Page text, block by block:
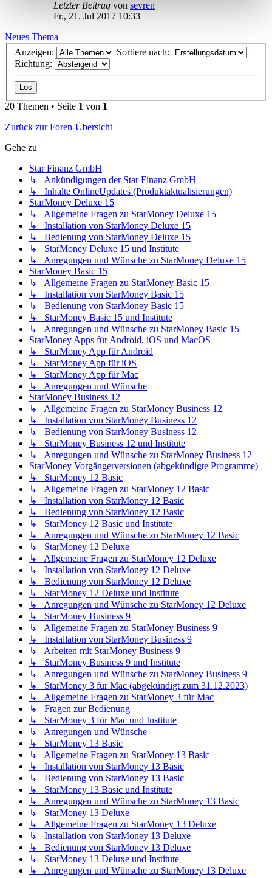
Letzter Beitrag von sevren
Fr., 21. Jul 2017 10:33
Neues Thema
Anzeigen:
Sortiere nach:
Richtung:
20 Themen • Seite 1 von 1
Zurück zur Foren-Übersicht
Gehe zu
Star Finanz GmbH
↳ Ankündigungen der Star Finanz GmbH
↳ Inhalte OnlineUpdates (Produktaktualisierungen)
StarMoney Deluxe 15
↳ Allgemeine Fragen zu StarMoney Deluxe 15
↳ Installation von StarMoney Deluxe 15
↳ Bedienung von StarMoney Deluxe 15
↳ StarMoney Deluxe 15 und Institute
↳ Anregungen und Wünsche zu StarMoney Deluxe 15
StarMoney Basic 15
↳ Allgemeine Fragen zu StarMoney Basic 15
↳ Installation von StarMoney Basic 15
↳ Bedienung von StarMoney Basic 15
↳ StarMoney Basic 15 und Institute
↳ Anregungen und Wünsche zu StarMoney Basic 15
StarMoney Apps für Android, iOS und MacOS
↳ StarMoney App für Android
↳ StarMoney App für iOS
↳ StarMoney App für Mac
↳ Anregungen und Wünsche
StarMoney Business 12
↳ Allgemeine Fragen zu StarMoney Business 12
↳ Installation von StarMoney Business 12
↳ Bedienung von StarMoney Business 12
↳ StarMoney Business 12 und Institute
↳ Anregungen und Wünsche zu StarMoney Business 12
StarMoney Vorgängerversionen (abgekündigte Programme)
↳ StarMoney 12 Basic
↳ Allgemeine Fragen zu StarMoney 12 Basic
↳ Installation von StarMoney 12 Basic
↳ Bedienung von StarMoney 12 Basic
↳ StarMoney 12 Basic und Institute
↳ Anregungen und Wünsche zu StarMoney 12 Basic
↳ StarMoney 12 Deluxe
↳ Allgemeine Fragen zu StarMoney 12 Deluxe
↳ Installation von StarMoney 12 Deluxe
↳ Bedienung von StarMoney 12 Deluxe
↳ StarMoney 12 Deluxe und Institute
↳ Anregungen und Wünsche zu StarMoney 12 Deluxe
↳ StarMoney Business 9
↳ Allgemeine Fragen zu StarMoney Business 9
↳ Installation von StarMoney Business 9
↳ Arbeiten mit StarMoney Business 9
↳ StarMoney Business 9 und Institute
↳ Anregungen und Wünsche zu StarMoney Business 9
↳ StarMoney 3 für Mac (abgekündigt zum 31.12.2023)
↳ Allgemeine Fragen zu StarMoney 3 für Mac
↳ Fragen zur Bedienung
↳ StarMoney 3 für Mac und Institute
↳ Anregungen und Wünsche
↳ StarMoney 13 Basic
↳ Allgemeine Fragen zu StarMoney 13 Basic
↳ Installation von StarMoney 13 Basic
↳ Bedienung von StarMoney 13 Basic
↳ StarMoney 13 Basic und Institute
↳ Anregungen und Wünsche zu StarMoney 13 Basic
↳ StarMoney 13 Deluxe
↳ Allgemeine Fragen zu StarMoney 13 Deluxe
↳ Installation von StarMoney 13 Deluxe
↳ Bedienung von StarMoney 13 Deluxe
↳ StarMoney 13 Deluxe und Institute
↳ Anregungen und Wünsche zu StarMoney 13 Deluxe